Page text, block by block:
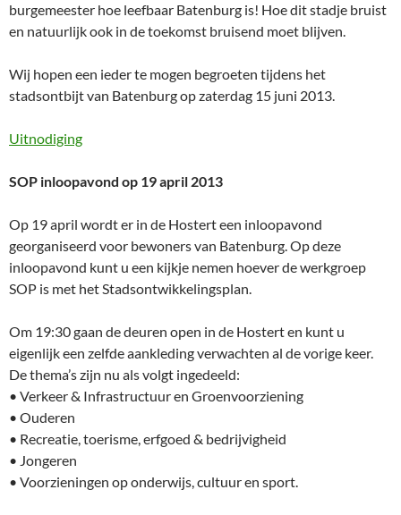
burgemeester hoe leefbaar Batenburg is! Hoe dit stadje bruist
en natuurlijk ook in de toekomst bruisend moet blijven.
Wij hopen een ieder te mogen begroeten tijdens het
stadsontbijt van Batenburg op zaterdag 15 juni 2013.
Uitnodiging
SOP inloopavond op 19 april 2013
Op 19 april wordt er in de Hostert een inloopavond
georganiseerd voor bewoners van Batenburg. Op deze
inloopavond kunt u een kijkje nemen hoever de werkgroep
SOP is met het Stadsontwikkelingsplan.
Om 19:30 gaan de deuren open in de Hostert en kunt u
eigenlijk een zelfde aankleding verwachten al de vorige keer.
De thema’s zijn nu als volgt ingedeeld:
• Verkeer & Infrastructuur en Groenvoorziening
• Ouderen
• Recreatie, toerisme, erfgoed & bedrijvigheid
• Jongeren
• Voorzieningen op onderwijs, cultuur en sport.